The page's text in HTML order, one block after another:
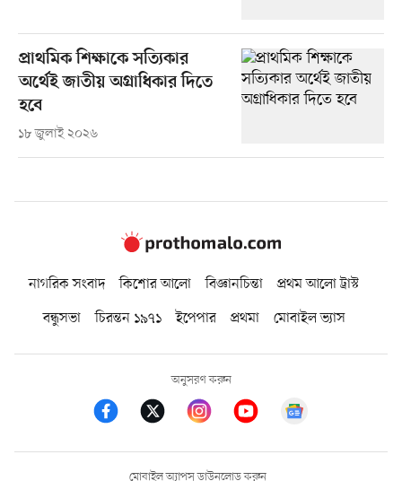
প্রাথমিক শিক্ষাকে সত্যিকার
অর্থেই জাতীয় অগ্রাধিকার দিতে
হবে
১৮ জুলাই ২০২৬
নাগরিক সংবাদ কিশোর আলো বিজ্ঞানচিন্তা
প্রথম আলো ট্রাস্ট
বন্ধুসভা
চিরন্তন ১৯৭১ ইপেপার প্রথমা মোবাইল ভ্যাস
অনুসরণ করুন
মোবাইল অ্যাপস ডাউনলোড করুন